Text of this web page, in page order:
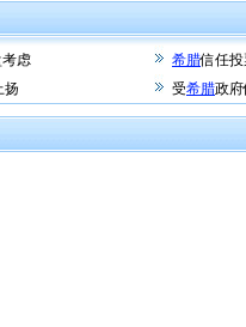
考虑 希腊信任
扬 受希腊政